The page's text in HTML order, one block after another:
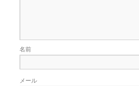
名前
メール